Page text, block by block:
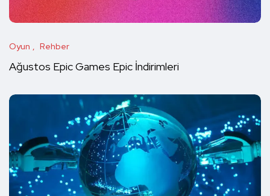
Oyun Rehber
Ağustos Epic Games Epic İndirimleri